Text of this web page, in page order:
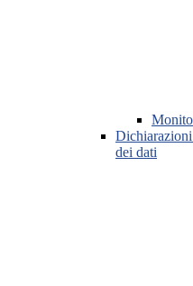
dei dati